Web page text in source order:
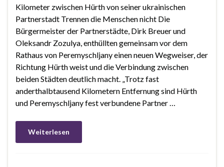
Kilometer zwischen Hürth von seiner ukrainischen
Partnerstadt Trennen die Menschen nicht Die
Bürgermeister der Partnerstädte, Dirk Breuer und
Oleksandr Zozulya, enthüllten gemeinsam vor dem
Rathaus von Peremyschljany einen neuen Wegweiser, der
Richtung Hürth weist und die Verbindung zwischen
beiden Städten deutlich macht. „Trotz fast
anderthalbtausend Kilometern Entfernung sind Hürth
und Peremyschljany fest verbundene Partner …
Weiterlesen